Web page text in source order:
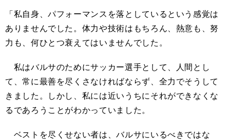
「私自身、パフォーマンスを落としているという感覚は
ありませんでした。体力や技術はもちろん、熱意も、努
力も、何ひとつ衰えてはいませんでした。
私はバルサのためにサッカー選手として、人間とし
て、常に最善を尽くさなければならず、全力でそうして
きました。しかし、私には近いうちにそれができなくな
るであろうことがわかっていました。
ベストを尽くせない者は、バルサにいるべきではな